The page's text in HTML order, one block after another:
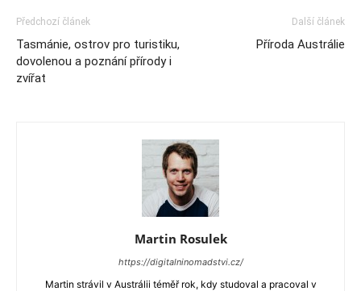
Předchozí článek
Tasmánie, ostrov pro turistiku,
dovolenou a poznání přírody i
zvířat
Další článek
Příroda Austrálie
Martin Rosulek
https://digitalninomadstvi.cz/
Martin strávil v Austrálii téměř rok, kdy studoval a pracoval v